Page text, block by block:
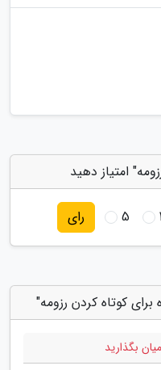
5 رای
بگذارید